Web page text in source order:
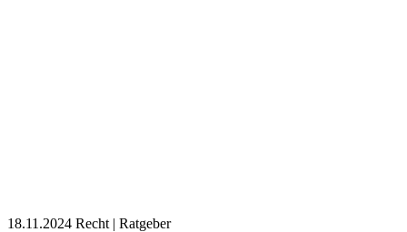
18.11.2024 Recht | Ratgeber